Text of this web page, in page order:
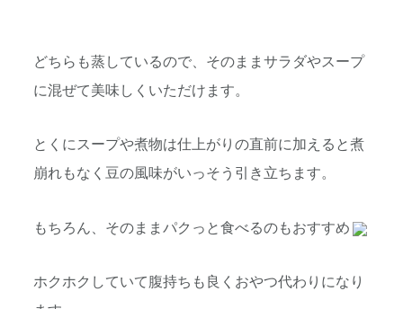
どちらも蒸しているので、そのままサラダやスープ
に混ぜて美味しくいただけます。
とくにスープや煮物は仕上がりの直前に加えると煮
崩れもなく豆の風味がいっそう引き立ちます。
もちろん、そのままパクっと食べるのもおすすめ
ホクホクしていて腹持ちも良くおやつ代わりになり